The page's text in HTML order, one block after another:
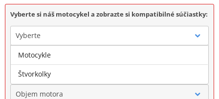
Vyberte si náš motocykel a zobrazte si kompatibilné súčiastky:
Vyberte
Značka
Objem motora
Motocykle
Štvorkolky